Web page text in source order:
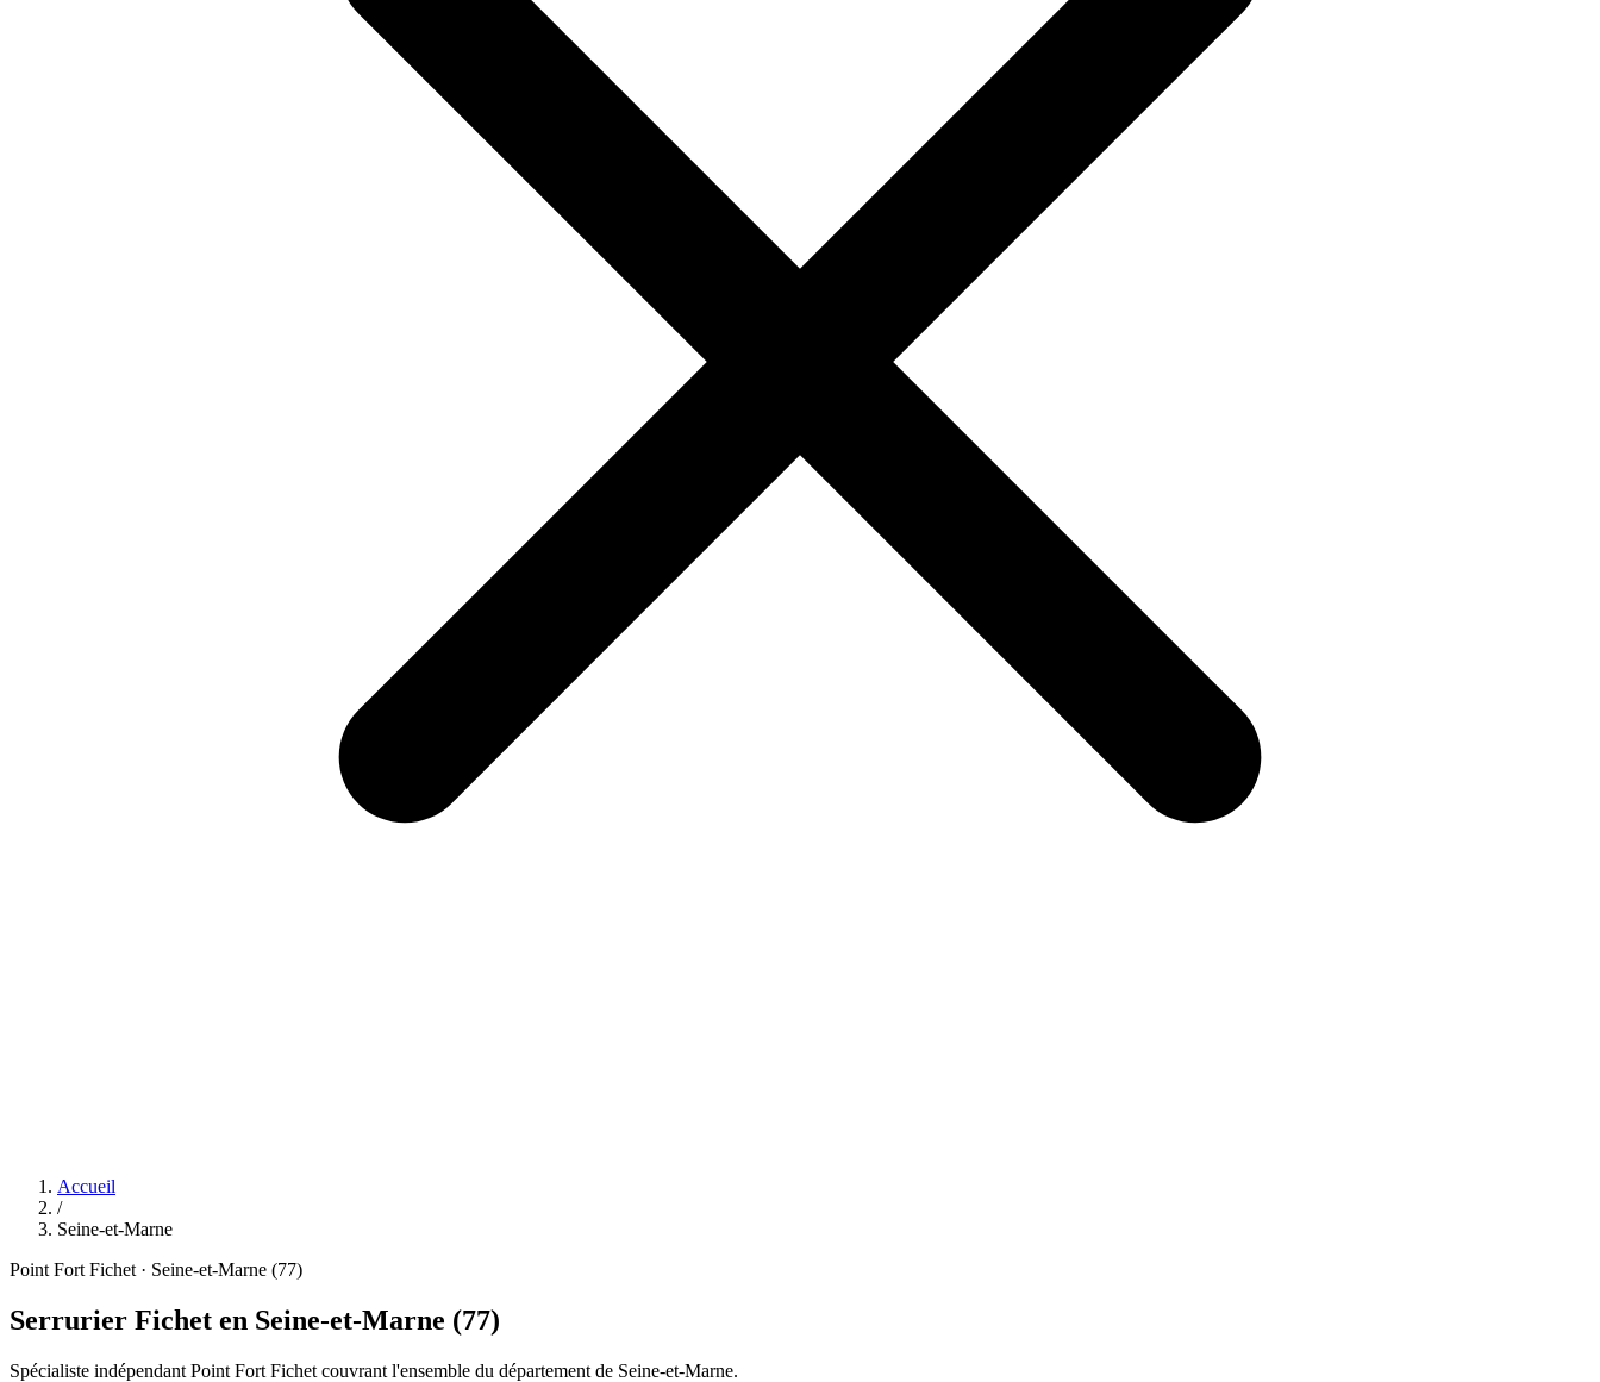
Accueil
/
Seine-et-Marne
Point Fort Fichet · Seine-et-Marne (77)
Serrurier Fichet en Seine-et-Marne (77)
Spécialiste indépendant Point Fort Fichet couvrant l'ensemble du département de Seine-et-Marne.